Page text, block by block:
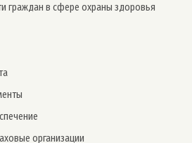
граждан в сфере охраны здоровья
организации